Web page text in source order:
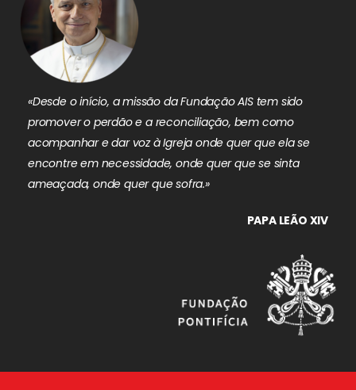
«Desde o início, a missão da Fundação AIS tem sido
promover o perdão e a reconciliação, bem como
acompanhar e dar voz à Igreja onde quer que ela se
encontre em necessidade, onde quer que se sinta
ameaçada, onde quer que sofra.»
PAPA LEÃO XIV